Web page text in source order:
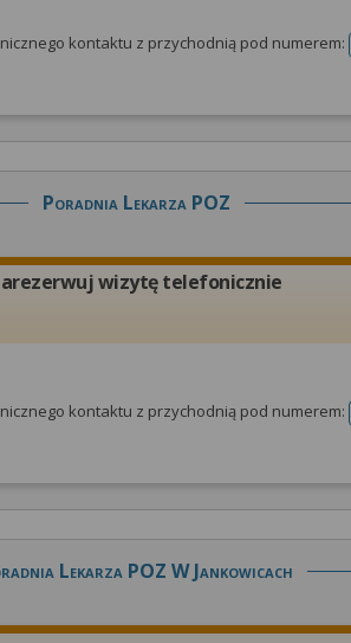
kontaktu z przychodnią pod numerem:
Poradnia Lekarza POZ
wizytę telefonicznie
kontaktu z przychodnią pod numerem:
Lekarza POZ W Jankowicach